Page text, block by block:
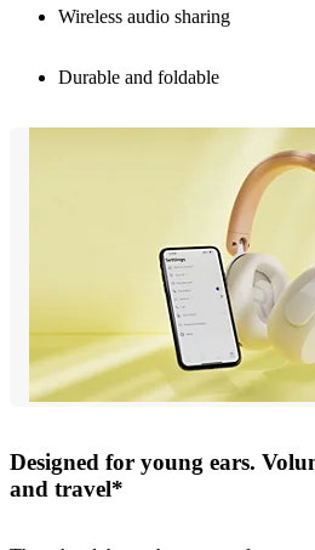
Wireless audio sharing
Durable and foldable
Designed for young ears.
and travel*